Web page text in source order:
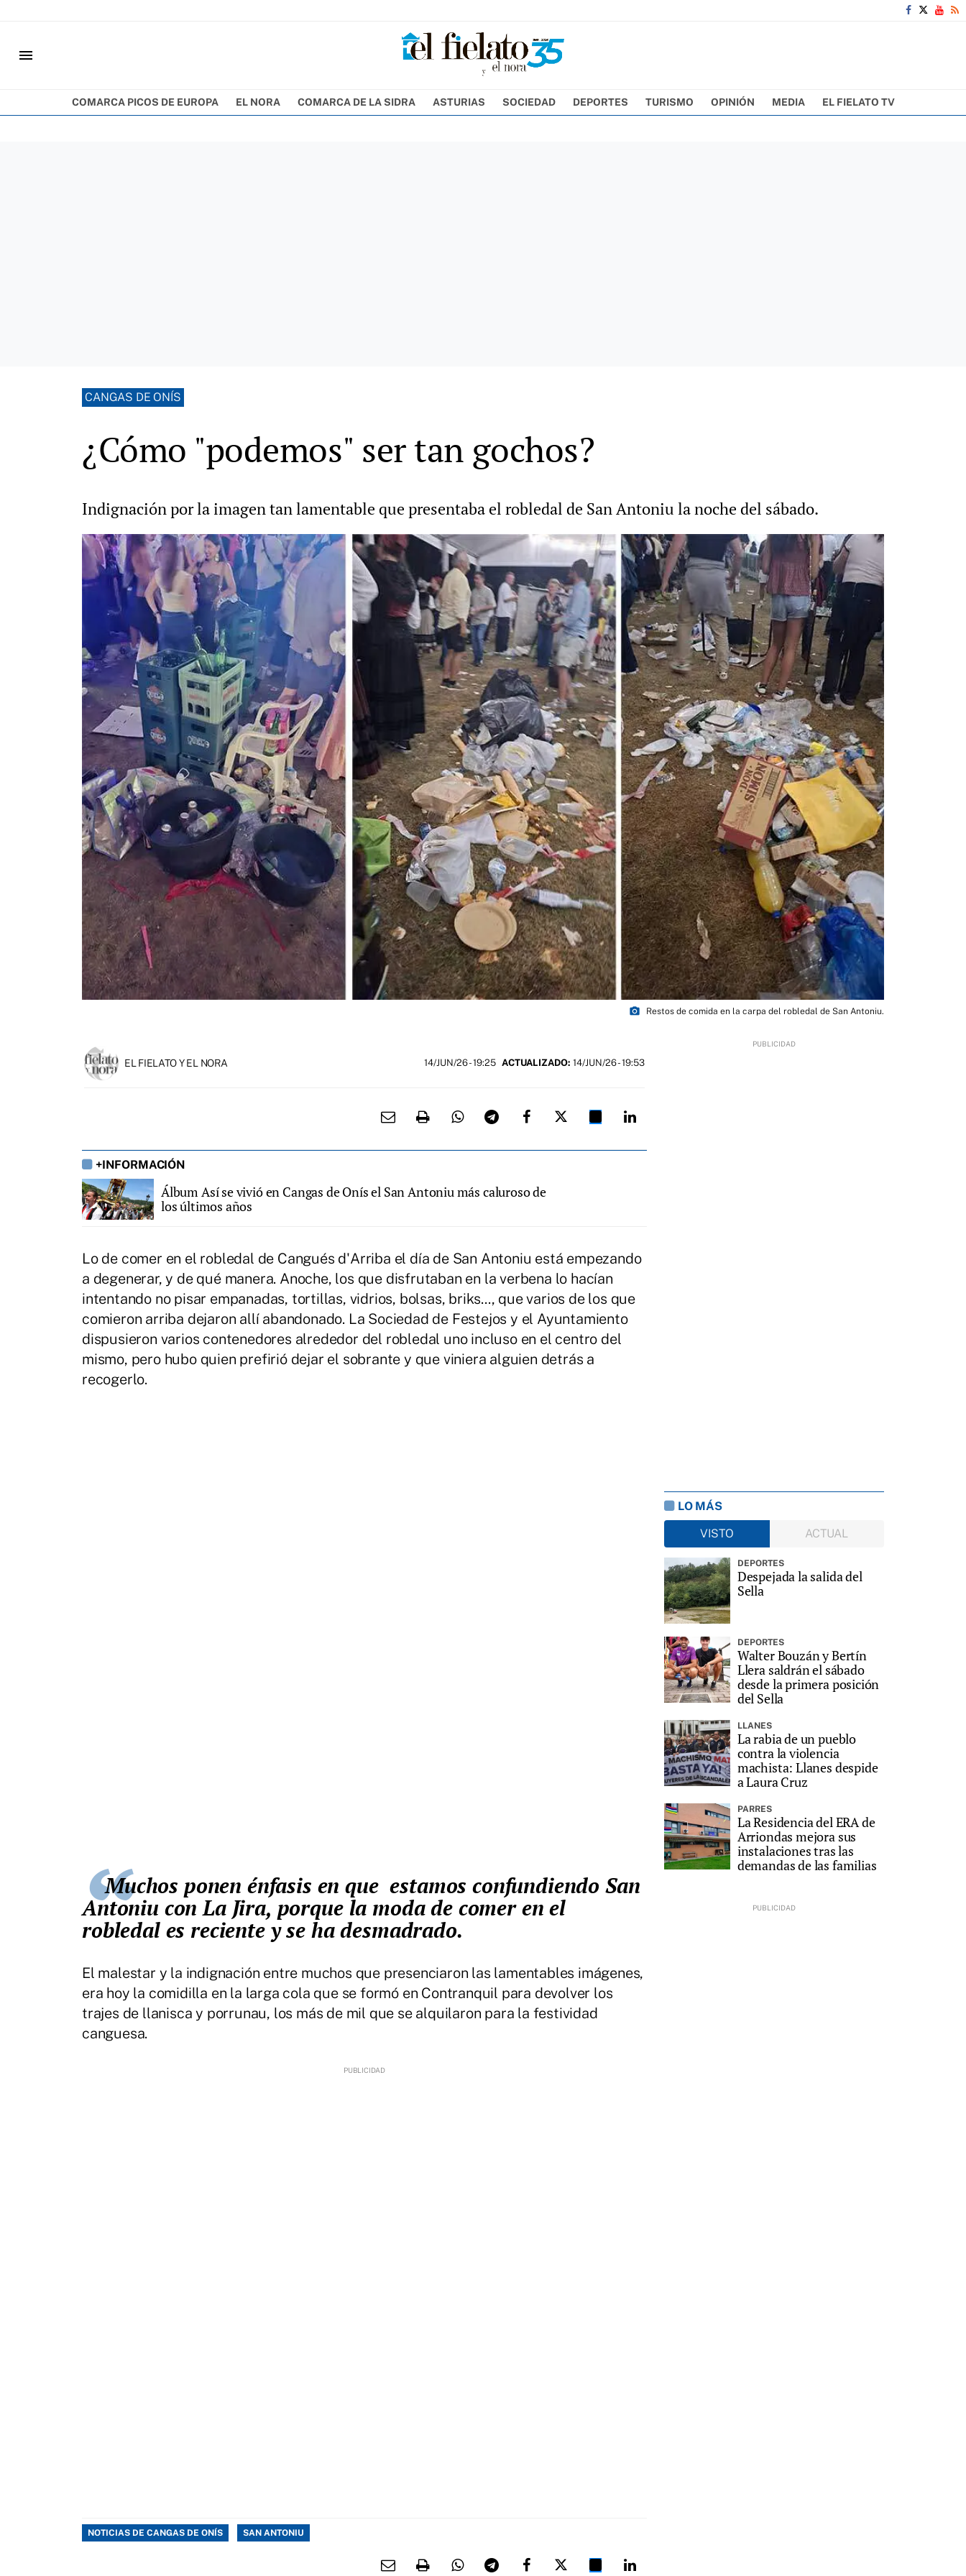
menu
COMARCA PICOS DE EUROPA EL NORA COMARCA DE LA SIDRA ASTURIAS SOCIEDAD DEPORTES TURISMO OPINIÓN MEDIA EL FIELATO TV
CANGAS DE ONÍS
¿Cómo "podemos" ser tan gochos?
Indignación por la imagen tan lamentable que presentaba el robledal de San Antoniu la noche del sábado.
photo_camera Restos de comida en la carpa del robledal de San Antoniu.
EL FIELATO Y EL NORA 14/JUN/26- 19:25 ACTUALIZADO: 14/JUN/26 - 19:53
+INFORMACIÓN
Álbum Así se vivió en Cangas de Onís el San Antoniu más caluroso de
los últimos años
Lo de comer en el robledal de Cangués d'Arriba el día de San Antoniu está empezando
a degenerar, y de qué manera. Anoche, los que disfrutaban en la verbena lo hacían
intentando no pisar empanadas, tortillas, vidrios, bolsas, briks..., que varios de los que
comieron arriba dejaron allí abandonado. La Sociedad de Festejos y el Ayuntamiento
dispusieron varios contenedores alrededor del robledal uno incluso en el centro del
mismo, pero hubo quien prefirió dejar el sobrante y que viniera alguien detrás a
recogerlo.
Muchos ponen énfasis en que estamos confundiendo San
Antoniu con La Jira, porque la moda de comer en el
robledal es reciente y se ha desmadrado.
El malestar y la indignación entre muchos que presenciaron las lamentables imágenes,
era hoy la comidilla en la larga cola que se formó en Contranquil para devolver los
trajes de llanisca y porrunau, los más de mil que se alquilaron para la festividad
canguesa.
NOTICIAS DE CANGAS DE ONÍS SAN ANTONIU
LO MÁS
VISTO
ACTUAL
DEPORTES
Despejada la salida del
Sella
DEPORTES
Walter Bouzán y Bertín
Llera saldrán el sábado
desde la primera posición
del Sella
LLANES
La rabia de un pueblo
contra la violencia
machista: Llanes despide
a Laura Cruz
PARRES
La Residencia del ERA de
Arriondas mejora sus
instalaciones tras las
demandas de las familias